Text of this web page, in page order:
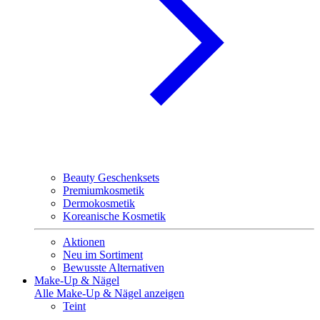
Beauty Geschenksets
Premiumkosmetik
Dermokosmetik
Koreanische Kosmetik
Aktionen
Neu im Sortiment
Bewusste Alternativen
Make-Up & Nägel
Alle Make-Up & Nägel anzeigen
Teint